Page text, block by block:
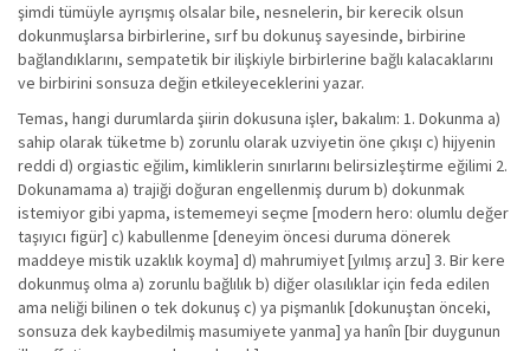
şimdi tümüyle ayrışmış olsalar bile, nesnelerin, bir kerecik olsun
dokunmuşlarsa birbirlerine, sırf bu dokunuş sayesinde, birbirine
bağlandıklarını, sempatetik bir ilişkiyle birbirlerine bağlı kalacaklarını
ve birbirini sonsuza değin etkileyeceklerini yazar.
Temas, hangi durumlarda şiirin dokusuna işler, bakalım: 1. Dokunma a)
sahip olarak tüketme b) zorunlu olarak uzviyetin öne çıkışı c) hijyenin
reddi d) orgiastic eğilim, kimliklerin sınırlarını belirsizleştirme eğilimi 2.
Dokunamama a) trajiği doğuran engellenmiş durum b) dokunmak
istemiyor gibi yapma, istememeyi seçme [modern hero: olumlu değer
taşıyıcı figür] c) kabullenme [deneyim öncesi duruma dönerek
maddeye mistik uzaklık koyma] d) mahrumiyet [yılmış arzu] 3. Bir kere
dokunmuş olma a) zorunlu bağlılık b) diğer olasılıklar için feda edilen
ama neliği bilinen o tek dokunuş c) ya pişmanlık [dokunuştan önceki,
sonsuza dek kaybedilmiş masumiyete yanma] ya hanîn [bir duygunun